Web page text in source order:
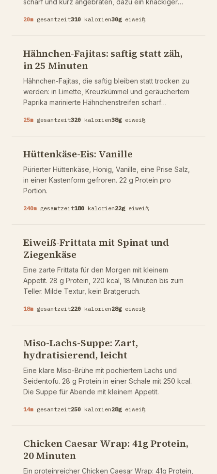
scharf und kurz angebraten, dazu ein knackiger
Protein pro Portion. Warum Garnelen nur zwei
20m gesamtzeit310 kalorien30g eiweiß
Hähnchen-Fajitas: saftig statt zäh,
in 25 Minuten
Hähnchen-Fajitas, die saftig bleiben statt trocken zu
werden: in Limette, Kreuzkümmel und geräuchertem
Paprika marinierte Hähnchenstreifen scharf
bekommen statt zu dämpfen. 38 g Protein pro
und Gemüse getrennt brät.
25m gesamtzeit320 kalorien38g eiweiß
Hüttenkäse-Eis: Vanille
Pürierter Hüttenkäse, Honig, Vanille, eine Prise Salz,
in einer Kastenform gefroren. 22 g Protein pro
Portion.
240m gesamtzeit180 kalorien22g eiweiß
Eiweiß-Frittata mit Spinat und
Ziegenkäse
Eine zarte Frittata für den Morgen mit kleinem
Appetit. 28 g Protein, 220 kcal, 18 Minuten bis zum
Teller. Milde Textur, kein Bratgeruch.
18m gesamtzeit220 kalorien28g eiweiß
Miso-Lachs-Suppe: Zart,
hydratisierend, leicht
Eine klare Miso-Brühe mit pochiertem Lachs und
Seidentofu. 28 g Protein in einer Schale mit 250 kcal.
Die Suppe für Abende mit kleinem Appetit.
14m gesamtzeit250 kalorien28g eiweiß
Chicken Caesar Wrap: 41g Protein,
20 Minuten
Ein proteinreicher Chicken Caesar Wrap: 41g Protein,